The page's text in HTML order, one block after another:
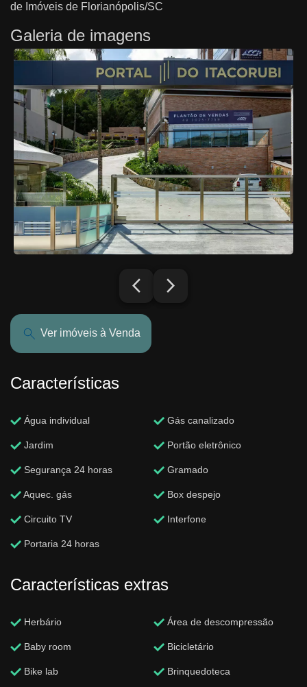
de Imóveis de Florianópolis/SC
Galeria de imagens
arrow_back_ios_new arrow_forward_ios
Ver imóveis à Venda
Características
Água individual Gás canalizado
Jardim Portão eletrônico
Segurança 24 horas Gramado
Aquec. gás Box despejo
Circuito TV Interfone
Portaria 24 horas
Características extras
Herbário Área de descompressão
Baby room Bicicletário
Bike lab Brinquedoteca